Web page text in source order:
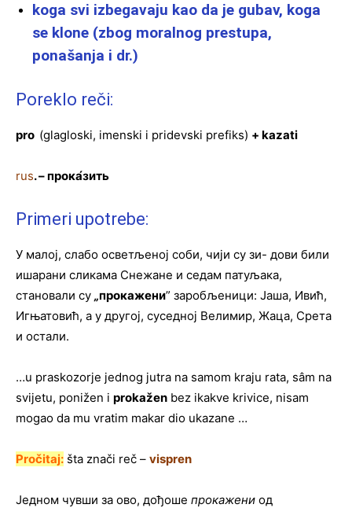
koga svi izbegavaju kao da je gubav, koga
se klone (zbog moralnog prestupa,
ponašanja i dr.)
Poreklo reči:
pro (glagloski, imenski i pridevski prefiks) + kazati
rus. –прока́зить
Primeri upotrebe:
У малој, слабо осветљеној соби, чији су зи- дови били
ишарани сликама Снежане и седам патуљака,
становали су „прокажени” заробљеници: Јаша, Ивић,
Игњатовић, а у другој, суседној Велимир, Жаца, Срета
и остали.
…u praskozorje jednog jutra na samom kraju rata, sâm na
svijetu, ponižen i prokažen bez ikakve krivice, nisam
mogao da mu vratim makar dio ukazane …
Pročitaj: šta znači reč – vispren
Једном чувши за ово, дођоше прокажени од